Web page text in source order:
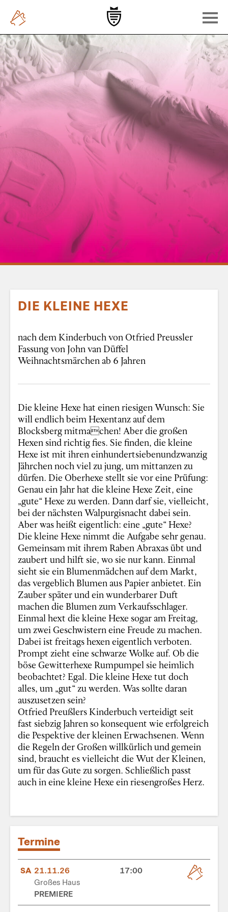
DIE KLEINE HEXE
nach dem Kinderbuch von Otfried Preussler
Fassung von John van Düffel
Weihnachtsmärchen ab 6 Jahren
Die kleine Hexe hat einen riesigen Wunsch: Sie
will endlich beim Hexentanz auf dem
Blocksberg mitmachen! Aber die großen
Hexen sind richtig fies. Sie finden, die kleine
Hexe ist mit ihren einhundertsiebenundzwanzig
Jährchen noch viel zu jung, um mittanzen zu
dürfen. Die Oberhexe stellt sie vor eine Prüfung:
Genau ein Jahr hat die kleine Hexe Zeit, eine
„gute“ Hexe zu werden. Dann darf sie, vielleicht,
bei der nächsten Walpurgisnacht dabei sein.
Aber was heißt eigentlich: eine „gute“ Hexe?
Die kleine Hexe nimmt die Aufgabe sehr genau.
Gemeinsam mit ihrem Raben Abraxas übt und
zaubert und hilft sie, wo sie nur kann. Einmal
sieht sie ein Blumenmädchen auf dem Markt,
das vergeblich Blumen aus Papier anbietet. Ein
Zauber später und ein wunderbarer Duft
machen die Blumen zum Verkaufsschlager.
Einmal hext die kleine Hexe sogar am Freitag,
um zwei Geschwistern eine Freude zu machen.
Dabei ist freitags hexen eigentlich verboten.
Prompt zieht eine schwarze Wolke auf. Ob die
böse Gewitterhexe Rumpumpel sie heimlich
beobachtet? Egal. Die kleine Hexe tut doch
alles, um „gut“ zu werden. Was sollte daran
auszusetzen sein?
Otfried Preußlers Kinderbuch verteidigt seit
fast siebzig Jahren so konsequent wie erfolgreich
die Pespektive der kleinen Erwachsenen. Wenn
die Regeln der Großen willkürlich und gemein
sind, braucht es vielleicht die Wut der Kleinen,
um für das Gute zu sorgen. Schließlich passt
auch in eine kleine Hexe ein riesengroßes Herz.
Termine
SA 21.11.26
17:00
Großes Haus
PREMIERE